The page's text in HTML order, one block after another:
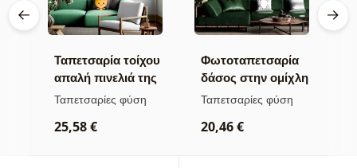
Ταπετσαρία τοίχου
απαλή πινελιά της
φύσης
Ταπετσαρίες φύση
25,58 €
Φωτοταπετσαρία
δάσος στην ομίχλη
Ταπετσαρίες φύση
20,46 €